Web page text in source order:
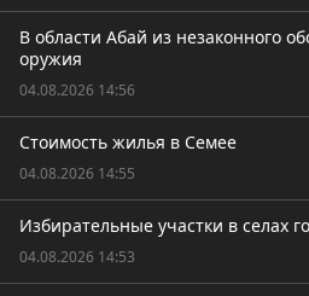
В области Абай из незаконного
оружия
04.08.2026 14:56
Стоимость жилья в Семее
04.08.2026 14:55
Избирательные участки в селах
04.08.2026 14:53